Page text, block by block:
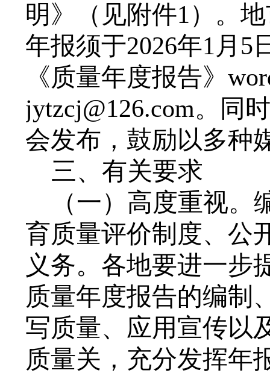
明》（见附件1）。
年报须于2026年1月5
《质量年度报告》
jytzcj@126.com。同
会发布，鼓励以多种
三、有关要求
（一）高度重视。
育质量评价制度、公
义务。各地要进一步
质量年度报告的编制
写质量、应用宣传以
质量关，充分发挥年